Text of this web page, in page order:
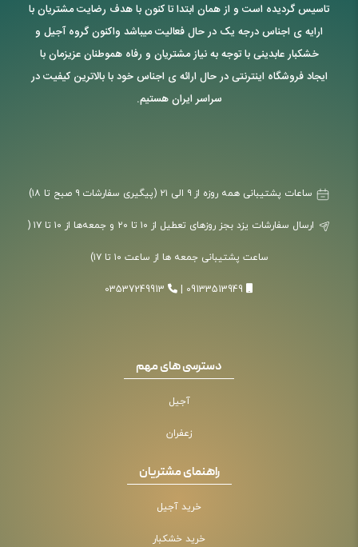
تاسیس گردیده است و از همان ابتدا تا کنون با هدف رضایت مشتریان با
ارایه ی اجناس درجه یک در حال فعالیت میباشد واکنون گروه آجیل و
خشکبار عابدینی با توجه به نیاز مشتریان و رفاه هموطنان عزیزمان با
ایجاد فروشگاه اینترنتی در حال ارائه ی اجناس خود با بالاترین کیفیت در
سراسر ایران هستیم.
ارسال سفارشات یزد بجز روزهای تعطیل از ۱۰ تا ۲۰ و جمعه‌ها از ۱۰ تا ۱۷ (
ساعت پشتیبانی جمعه ها از ساعت ۱۰ تا ۱۷)
09133513949
03537249913
دسترسی های مهم
آجیل
زعفران
راهنمای مشتریان
خرید آجیل
خرید خشکبار